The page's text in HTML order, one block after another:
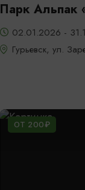
Парк Альпак
02.01.2026 -
Гурьевск, ул.
ОТ 200₽